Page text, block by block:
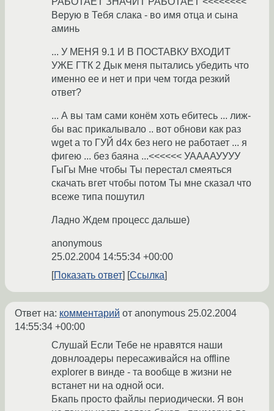
Верую в Тебя слака - во имя отца и сына
аминь
... У МЕНЯ 9.1 И В ПОСТАВКУ ВХОДИТ
УЖЕ ГТК 2 Дык меня пытались убедить что
именно ее и нет и при чем тогда резкий
ответ?
... А вы там сами конём хоть ебитесь ... лиж-
бы вас прикалывало .. вот обнови как раз
wget а то ГУЙ d4x без него не работает ... я
фигею ... без баяна ...<<<<<< УААААУУУУ
ГыГы Мне чтобы Ты перестал смеяться
скачать вгет чтобы потом Ты мне сказал что
всеже типа пошутил
Ладно Ждем процесс дальше)
anonymous
25.02.2004 14:55:34 +00:00
Показать ответ
Ссылка
Ответ на: комментарий от anonymous 25.02.2004
14:55:34 +00:00
Слушай Если Тебе не нравятся наши
довнлоадеры пересаживайся на offline
explorer в винде - та вообще в жизни не
встанет ни на одной оси.
Бкапь просто файлы периодически. Я вон